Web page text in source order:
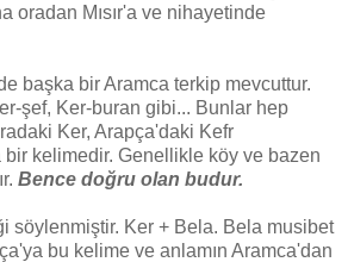
oradan Mısır'a ve nihayetinde
başka bir Aramca terkip mevcuttur.
şef, Ker-buran gibi... Bunlar hep
Ker, Arapça'daki Kefr
kelimedir. Genellikle köy ve bazen
Bence doğru olan budur.
söylenmiştir. Ker + Bela. Bela musibet
bu kelime ve anlamın Aramca'dan